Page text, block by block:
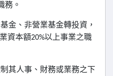
務。
金、非營業基金轉投資，
資本額20%以上事業之職
其人事、財務或業務之下